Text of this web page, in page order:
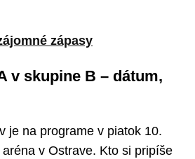
zápasy
v skupine B – dátum,
je na programe v piatok 10.
v Ostrave. Kto si pripíše